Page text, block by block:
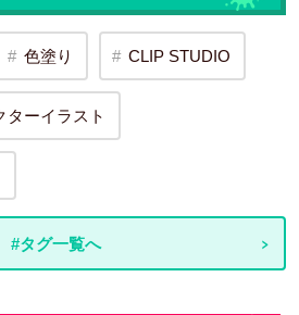
色塗り CLIP STUDIO
ターイラスト
#タグ一覧へ